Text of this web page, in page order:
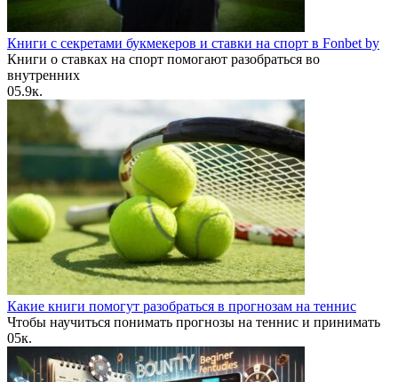
Книги с секретами букмекеров и ставки на спорт в Fonbet by
Книги о ставках на спорт помогают разобраться во
внутренних
05.9к.
Какие книги помогут разобраться в прогнозам на теннис
Чтобы научиться понимать прогнозы на теннис и принимать
05к.